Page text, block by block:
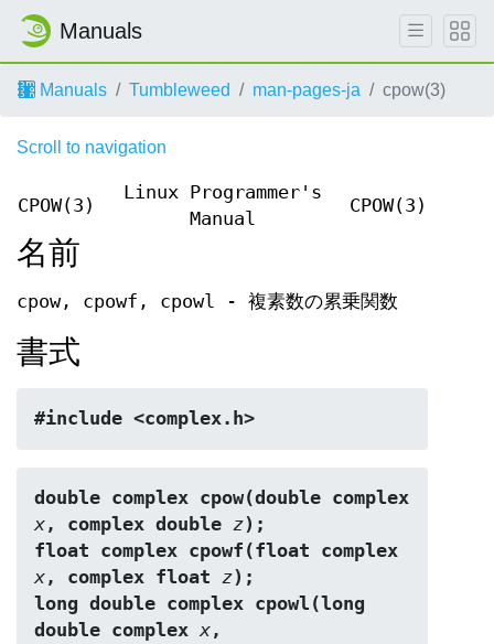
Manuals
Manuals Tumbleweed man-pages-ja cpow(3)
Scroll to navigation
CPOW(3)
Linux Programmer's
Manual
CPOW(3)
名前
cpow, cpowf, cpowl - 複素数の累乗関数
書式
#include <complex.h>
x, complex double z);
x, complex float z);
long double complex cpowl(long
double complex x,